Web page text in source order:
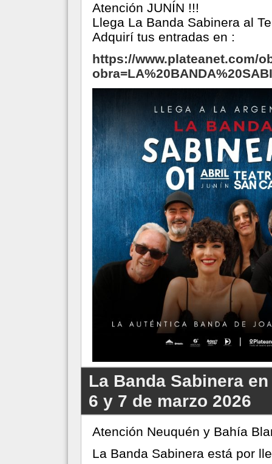
Atención JUNÍN !!!
Llega La Banda Sabinera al
Adquirí tus entradas en :
https://www.plateanet.com/
La Banda Sabinera
6 y 7 de marzo 2026
Atención Neuquén y Bahía
La Banda Sabinera está por